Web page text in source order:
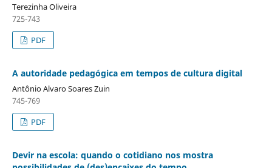
Terezinha Oliveira
725-743
PDF
A autoridade pedagógica em tempos de cultura digital
Antônio Alvaro Soares Zuin
745-769
PDF
Devir na escola: quando o cotidiano nos mostra